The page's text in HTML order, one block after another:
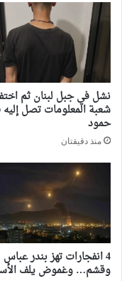
نشل في جبل لبنان ثم
شعبة المعلومات تصل
حمود
منذ دقيقتان
4 انفجارات تهز بندر عباس
وقشم… وغموض يلف